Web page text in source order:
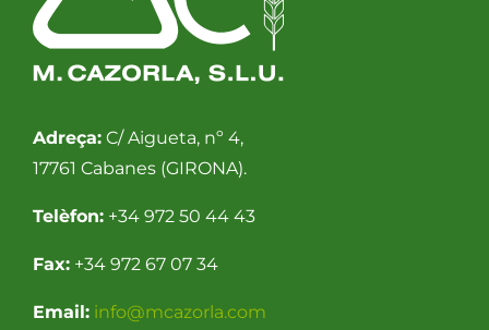
Adreça:C/ Aigueta, nº 4,
17761 Cabanes (GIRONA).
Telèfon:+34 972 50 44 43
Fax:+34 972 67 07 34
Email: info@mcazorla.com